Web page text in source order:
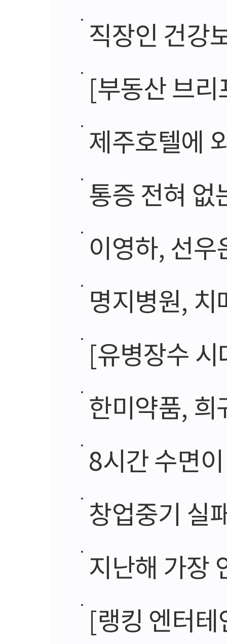
직장인 건강
[부동산 브리프]
제주호텔에
통증 전혀
이영하, 선
명지병원, 치
[유병장수 시대의
한미약품, 희
8시간 수면이 적
창업중기 실패
지난해 가장
[랭킹 엔터테인